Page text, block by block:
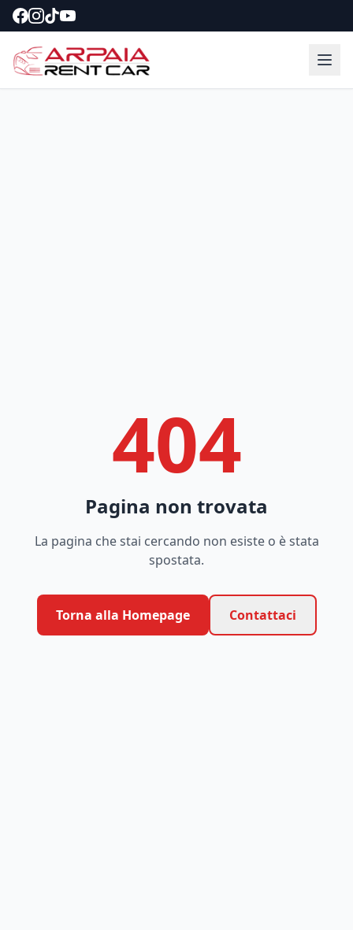
404
Pagina non trovata
La pagina che stai cercando non esiste o è stata
spostata.
Torna alla Homepage Contattaci